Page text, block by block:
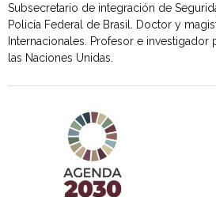
Subsecretario de integración de
Policía Federal de Brasil. Doctor y
Internacionales. Profesor e investigador
las Naciones Unidas.